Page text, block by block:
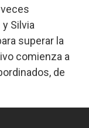
Silvia
superar la
comienza a
de